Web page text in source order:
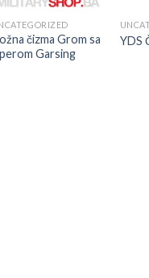
čizma Grom sa
Garsing
YDS